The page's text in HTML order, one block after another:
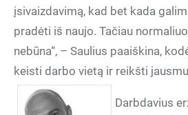
įsivaizdavimą, kad bet kada
pradėti iš naujo. Tačiau
nebūna“, – Saulius paaiškina,
keisti darbo vietą ir reikšti
Darbdavius